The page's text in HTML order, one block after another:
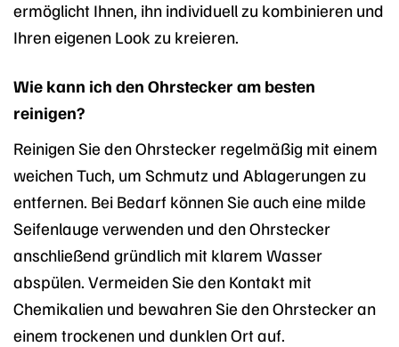
ermöglicht Ihnen, ihn individuell zu kombinieren und
Ihren eigenen Look zu kreieren.
Wie kann ich den Ohrstecker am besten
reinigen?
Reinigen Sie den Ohrstecker regelmäßig mit einem
weichen Tuch, um Schmutz und Ablagerungen zu
entfernen. Bei Bedarf können Sie auch eine milde
Seifenlauge verwenden und den Ohrstecker
anschließend gründlich mit klarem Wasser
abspülen. Vermeiden Sie den Kontakt mit
Chemikalien und bewahren Sie den Ohrstecker an
einem trockenen und dunklen Ort auf.